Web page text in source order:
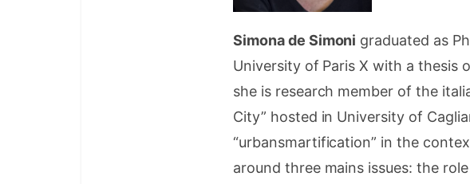
Simona de Simoni graduated as
University of Paris X with a thesis
she is research member of the
City” hosted in University of
“urbansmartification” in the
around three mains issues: the